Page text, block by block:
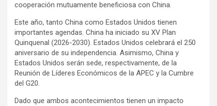
cooperación mutuamente beneficiosa con China.
Este año, tanto China como Estados Unidos tienen
importantes agendas. China ha iniciado su XV Plan
Quinquenal (2026-2030). Estados Unidos celebrará el 250
aniversario de su independencia. Asimismo, China y
Estados Unidos serán sede, respectivamente, de la
Reunión de Líderes Económicos de la APEC y la Cumbre
del G20.
Dado que ambos acontecimientos tienen un impacto